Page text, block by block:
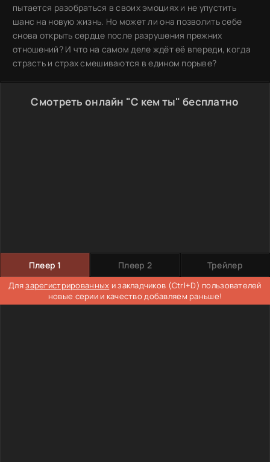
пытается разобраться в своих эмоциях и не упустить
шанс на новую жизнь. Но может ли она позволить себе
снова открыть сердце после разрушения прежних
отношений? И что на самом деле ждёт её впереди, когда
страсть и страх смешиваются в едином порыве?
Смотреть онлайн "С кем ты" бесплатно
Плеер 1 Плеер 2 Трейлер
Длязарегистрированных и закладчиков (Ctrl+D) пользователей
новые серии и качество добавляем раньше!